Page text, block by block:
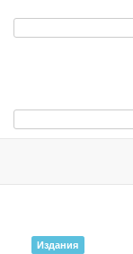
Издания